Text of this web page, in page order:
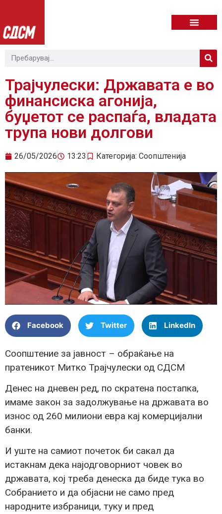
Трајчулески: Државата е во
финансиска агонија,
буџетот се распаѓа, владата
трупа нови долгови
26/05/2026 13:23 Категорија: Соопштенија
Facebook Twitter LinkedIn
Соопштение за јавност – обраќање на
пратеникот Митко Трајчулески од СДСМ
Денес на дневен ред, по скратена постапка,
имаме закон за задолжување на државата во
износ од 260 милиони евра кај комерцијални
банки.
И уште на самиот почеток би сакал да
истакнам дека најодговорниот човек во
државата, кој треба денеска да биде тука во
Собранието и да објасни не само пред
народните избраници, туку и пред